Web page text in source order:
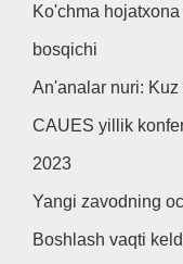
Ko'chma
bosqichi
An'analar nuri:
CAUES yillik
2023
Yangi zavodning
Boshlash vaqti